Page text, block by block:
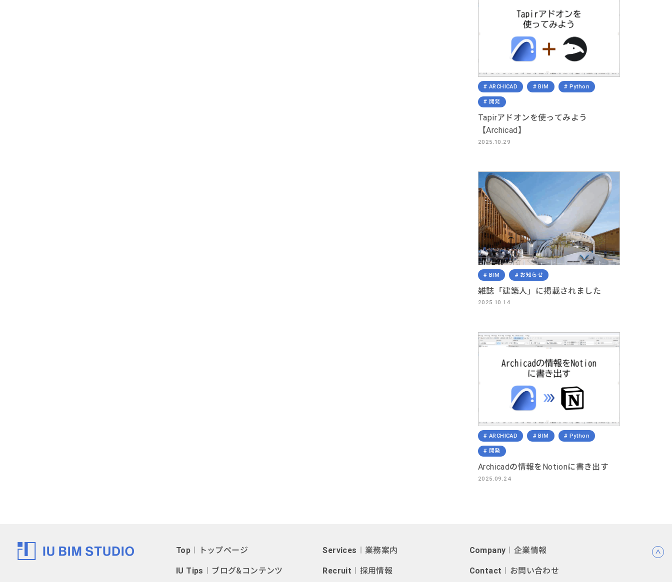
ARCHICAD BIM Python
開発
Tapirアドオンを使ってみよう
【Archicad】
2025.10.29
BIM お知らせ
雑誌「建築人」に掲載されました
2025.10.14
ARCHICAD BIM Python
開発
Archicadの情報をNotionに書き出す
2025.09.24
Top ︱トップページ Services ︱業務案内 Company ︱企業情報
IU Tips ︱ブログ&コンテンツ Recruit ︱採用情報 Contact ︱お問い合わせ